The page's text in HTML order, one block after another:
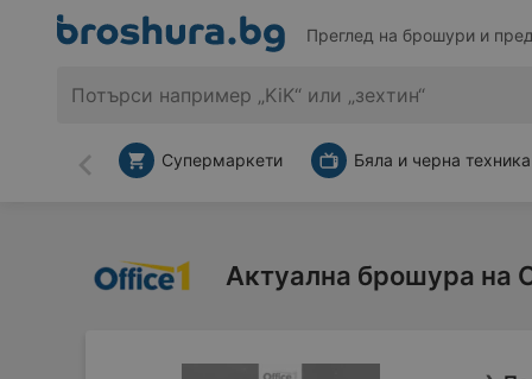
Преглед на брошури и
Назад
Супермаркети Бяла и черна техника
Актуална брошура на